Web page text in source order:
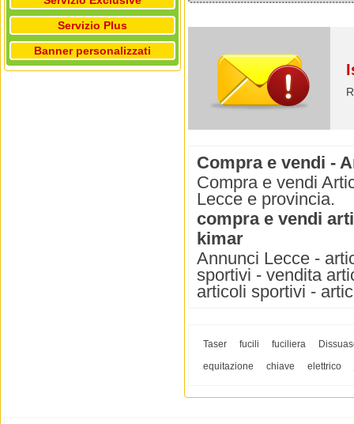
Servizio Plus
Banner personalizzati
Compra e vendi -
Compra e vendi
Lecce e provincia.
compra e vendi
kimar
Annunci Lecce -
sportivi - vendita
articoli sportivi -
Taser fucili fuciliera
equitazione
chiave elettrico